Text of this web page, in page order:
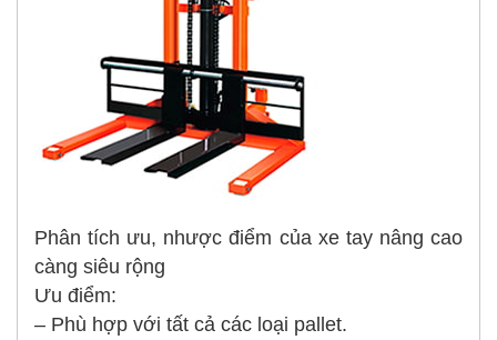
Phân tích ưu, nhược điểm của xe tay nâng cao
càng siêu rộng
Ưu điểm:
– Phù hợp với tất cả các loại pallet.